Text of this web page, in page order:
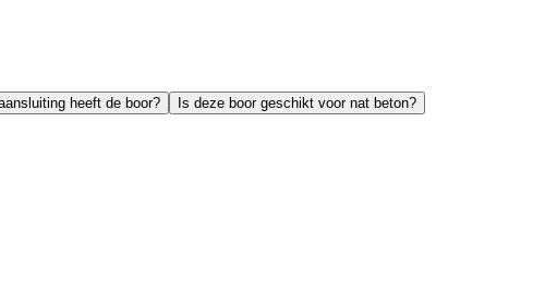
heeft de boor?
Is deze boor geschikt voor nat beton?